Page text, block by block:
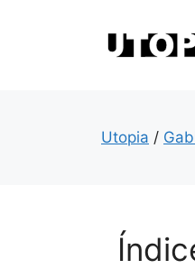
Utopia /